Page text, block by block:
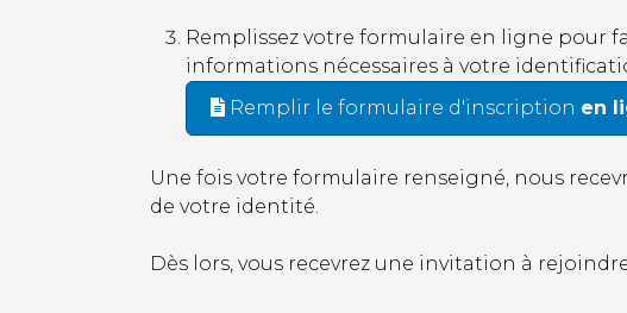
Remplissez votre formulaire en ligne pour
informations nécessaires à votre
Remplir le formulaire d'inscription en
Une fois votre formulaire renseigné, nous
de votre identité.
Dès lors, vous recevrez une invitation à